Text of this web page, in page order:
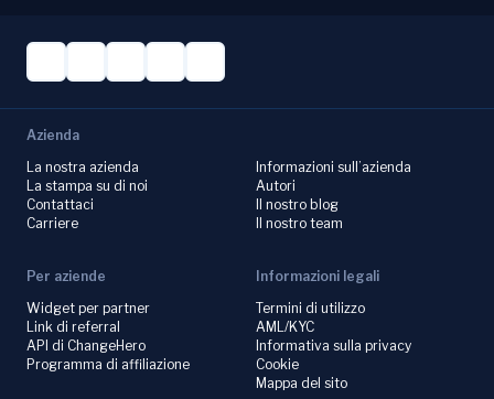
Azienda
La nostra azienda
La stampa su di noi
Contattaci
Carriere
Informazioni sull’azienda
Autori
Il nostro blog
Il nostro team
Per aziende
Widget per partner
Link di referral
API di ChangeHero
Programma di affiliazione
Informazioni legali
Termini di utilizzo
AML/KYC
Informativa sulla privacy
Cookie
Mappa del sito